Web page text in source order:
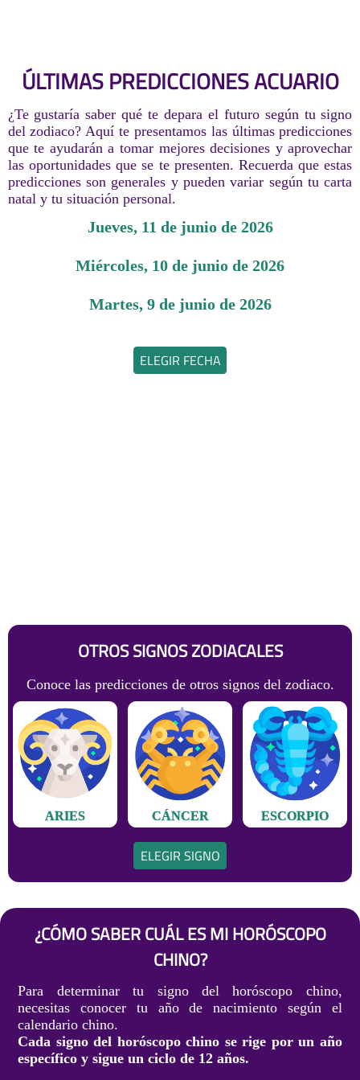
ÚLTIMAS PREDICCIONES ACUARIO
¿Te gustaría saber qué te depara el futuro según tu signo
del zodiaco? Aquí te presentamos las últimas predicciones
que te ayudarán a tomar mejores decisiones y aprovechar
las oportunidades que se te presenten. Recuerda que estas
predicciones son generales y pueden variar según tu carta
natal y tu situación personal.
jueves, 11 de junio de 2026
miércoles, 10 de junio de 2026
martes, 9 de junio de 2026
ELEGIR FECHA
OTROS SIGNOS ZODIACALES
Conoce las predicciones de otros signos del zodiaco.
ARIES CÁNCER ESCORPIO
ELEGIR SIGNO
¿CÓMO SABER CUÁL ES MI HORÓSCOPO
CHINO?
Para determinar tu signo del horóscopo chino,
necesitas conocer tu año de nacimiento según el
calendario chino.
Cada signo del horóscopo chino se rige por un año
específico y sigue un ciclo de 12 años.